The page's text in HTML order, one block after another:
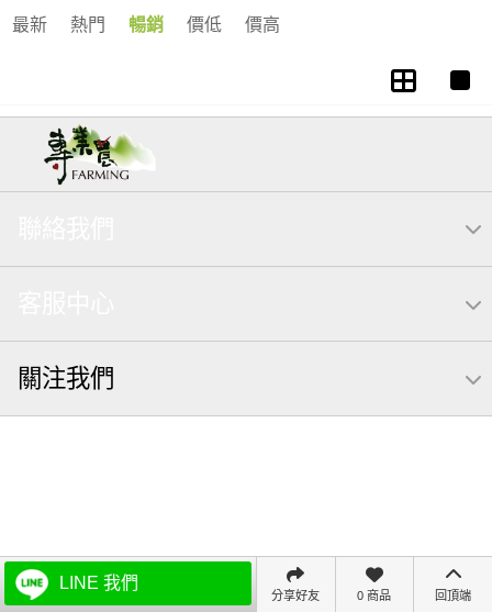
最新 熱門 暢銷 價低 價高
關注我們
LINE 我們
回頂端
0 商品
分享好友